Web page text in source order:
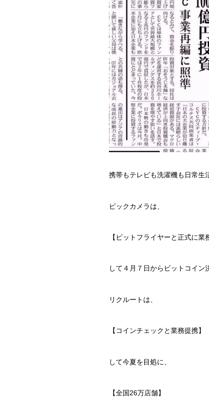
携帯もテレビも洗濯機も日常生
ビックカメラは、
【ビットフライヤーと正式に業
して４月７日からビットコイン
リクルートは、
【コインチェックと業務提携】
して今夏を目処に、
【全国26万店舗】